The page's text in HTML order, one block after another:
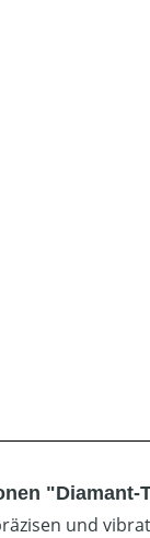
"Diamant-
und